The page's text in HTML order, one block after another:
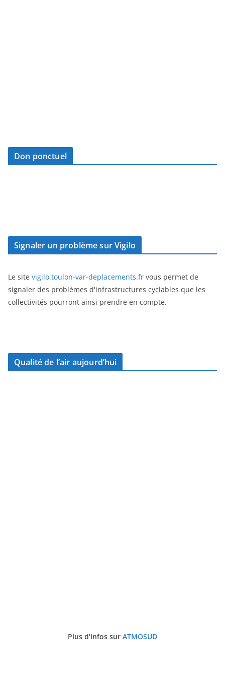
Don ponctuel
Signaler un problème sur Vigilo
Le site vigilo.toulon-var-deplacements.fr vous permet de
signaler des problèmes d'infrastructures cyclables que les
collectivités pourront ainsi prendre en compte.
Qualité de l’air aujourd’hui
Plus d'infos sur ATMOSUD